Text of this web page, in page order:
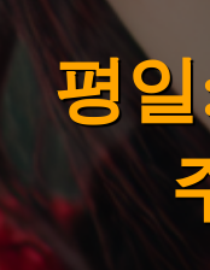
평